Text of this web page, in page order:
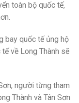
toàn bộ quốc tế,
bay quốc tế ủng hộ
về Long Thành sẽ
người từng tham
Thành và Tân Sơn